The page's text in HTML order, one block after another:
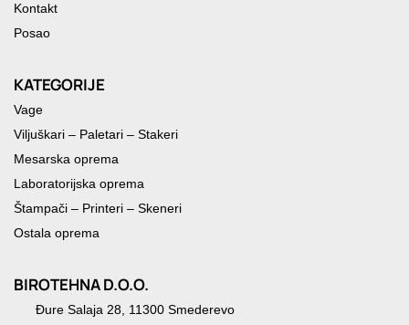
Kontakt
Posao
KATEGORIJE
Vage
Viljuškari – Paletari – Stakeri
Mesarska oprema
Laboratorijska oprema
Štampači – Printeri – Skeneri
Ostala oprema
BIROTEHNA D.O.O.
Đure Salaja 28, 11300 Smederevo